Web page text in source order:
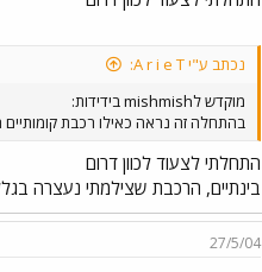
נכתב ע"י A r i e T:
מוקדש לmishmish בידידות:
בהתחלה זה נראה כאילו רכבת
התחלתי לצעוד לכוון דרום
בינתיים, הרכבת שצילמתי נעצרה
27/5/04